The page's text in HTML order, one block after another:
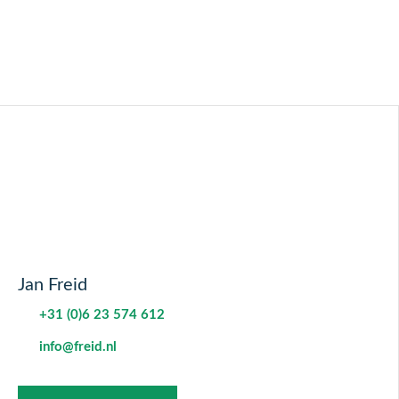
Jan Freid
+31 (0)6 23 574 612
info@freid.nl